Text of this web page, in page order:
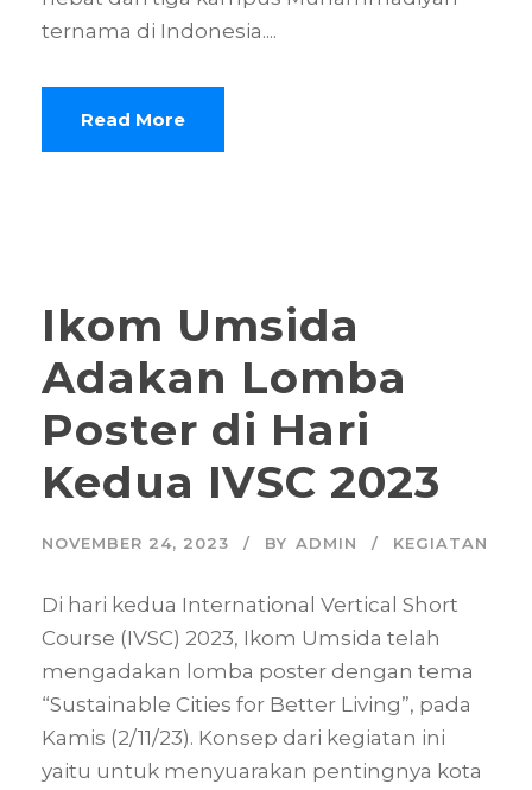
ternama di Indonesia....
Read More
Ikom Umsida
Adakan Lomba
Poster di Hari
Kedua IVSC 2023
NOVEMBER 24, 2023 BY ADMIN KEGIATAN
Di hari kedua International Vertical Short
Course (IVSC) 2023, Ikom Umsida telah
mengadakan lomba poster dengan tema
“Sustainable Cities for Better Living”, pada
Kamis (2/11/23). Konsep dari kegiatan ini
yaitu untuk menyuarakan pentingnya kota